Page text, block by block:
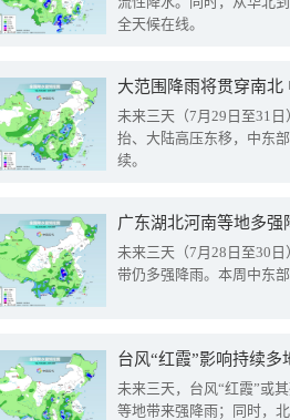
全天候在线。
大范围降雨将贯穿南
未来三天（7月29日至31
抬、大陆高压东移，中东
续。
广东湖北河南等地多
未来三天（7月28日至30
带仍多强降雨。本周中东
台风“红霞”影响持续
未来三天，台风“红霞”或
等地带来强降雨；同时，